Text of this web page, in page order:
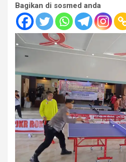
Bagikan di sosmed anda